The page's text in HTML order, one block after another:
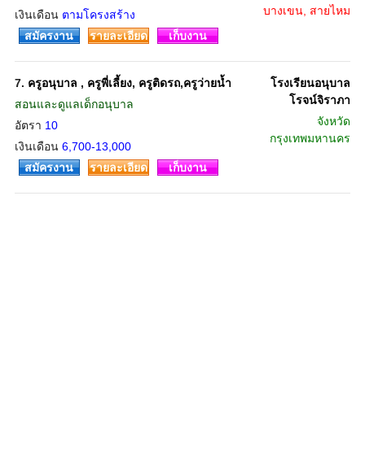
เงินเดือน ตามโครงสร้าง
บางเขน, สายไหม
สมัครงาน
รายละเอียด เก็บงาน
7. ครูอนุบาล , ครูพี่เลี้ยง, ครูติดรถ,ครูว่ายน้ำ
สอนและดูแลเด็กอนุบาล
อัตรา 10
เงินเดือน 6,700-13,000
โรงเรียนอนุบาล
โรจน์จิราภา
จังหวัด
กรุงเทพมหานคร
สมัครงาน รายละเอียด เก็บงาน